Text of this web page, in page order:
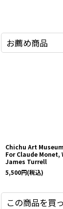
お薦め商品
Chichu Art
For Claude Monet,
James Turrell
5,500円(税込)
この商品を買